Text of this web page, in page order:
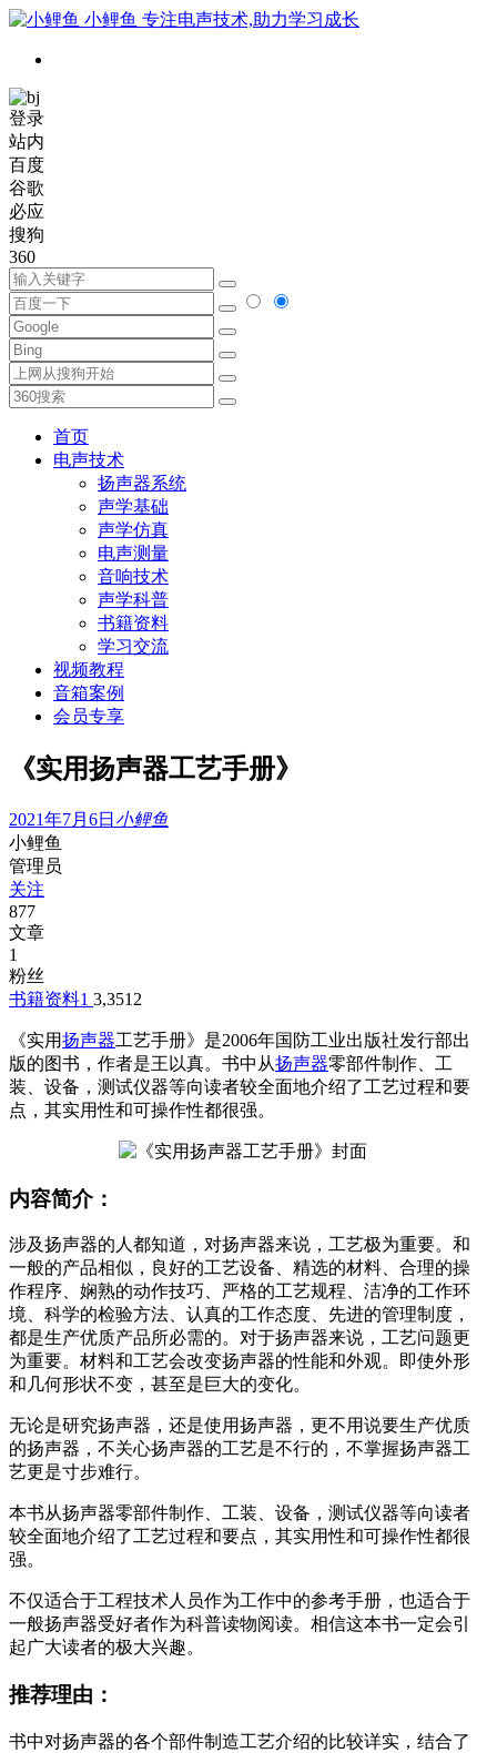
小鲤鱼 专注电声技术,助力学习成长
登录
站内
百度
谷歌
必应
搜狗
360
首页
电声技术
扬声器系统
声学基础
声学仿真
电声测量
音响技术
声学科普
书籍资料
学习交流
视频教程
音箱案例
会员专享
《实用扬声器工艺手册》
2021年7月6日 小鲤鱼
小鲤鱼
管理员
关注
877
文章
1
粉丝
书籍资料1 3,351 2
《实用扬声器工艺手册》是2006年国防工业出版社发行部出
版的图书，作者是王以真。书中从扬声器零部件制作、工
装、设备，测试仪器等向读者较全面地介绍了工艺过程和要
点，其实用性和可操作性都很强。
内容简介：
涉及扬声器的人都知道，对扬声器来说，工艺极为重要。和
一般的产品相似，良好的工艺设备、精选的材料、合理的操
作程序、娴熟的动作技巧、严格的工艺规程、洁净的工作环
境、科学的检验方法、认真的工作态度、先进的管理制度，
都是生产优质产品所必需的。对于扬声器来说，工艺问题更
为重要。材料和工艺会改变扬声器的性能和外观。即使外形
和几何形状不变，甚至是巨大的变化。
无论是研究扬声器，还是使用扬声器，更不用说要生产优质
的扬声器，不关心扬声器的工艺是不行的，不掌握扬声器工
艺更是寸步难行。
本书从扬声器零部件制作、工装、设备，测试仪器等向读者
较全面地介绍了工艺过程和要点，其实用性和可操作性都很
强。
不仅适合于工程技术人员作为工作中的参考手册，也适合于
一般扬声器受好者作为科普读物阅读。相信这本书一定会引
起广大读者的极大兴趣。
推荐理由：
书中对扬声器的各个部件制造工艺介绍的比较详实，结合了